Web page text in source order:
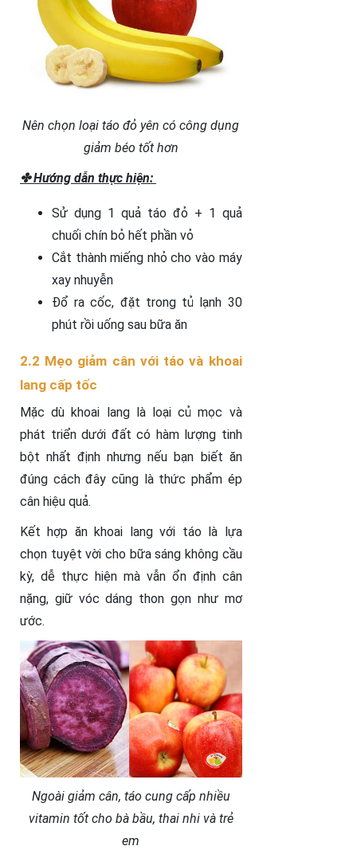
Nên chọn loại táo đỏ yên có công dụng
giảm béo tốt hơn
✤ Hướng dẫn thực hiện:
Sử dụng 1 quả táo đỏ + 1 quả
chuối chín bỏ hết phần vỏ
Cắt thành miếng nhỏ cho vào máy
xay nhuyễn
Đổ ra cốc, đặt trong tủ lạnh 30
phút rồi uống sau bữa ăn
2.2 Mẹo giảm cân với táo và khoai
lang cấp tốc
Mặc dù khoai lang là loại củ mọc và
phát triển dưới đất có hàm lượng tinh
bột nhất định nhưng nếu bạn biết ăn
đúng cách đây cũng là thức phẩm ép
cân hiệu quả.
Kết hợp ăn khoai lang với táo là lựa
chọn tuyệt vời cho bữa sáng không cầu
kỳ, dễ thực hiện mà vẫn ổn định cân
nặng, giữ vóc dáng thon gọn như mơ
ước.
Ngoài giảm cân, táo cung cấp nhiều
vitamin tốt cho bà bầu, thai nhi và trẻ
em